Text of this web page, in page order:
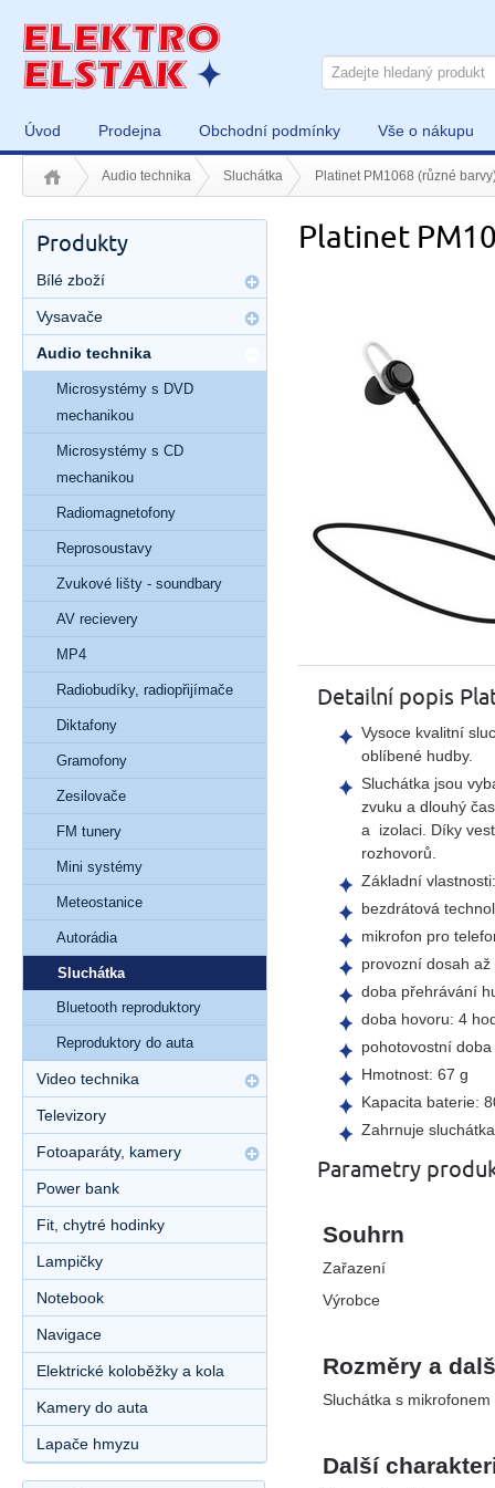
Úvod Prodejna Obchodní podmínky Vše o nákupu
Audio technika Sluchátka Platinet PM1068 (různé
Platinet
Detailní popis
Vysoce kvalitní
oblíbené hudby.
Sluchátka jsou
zvuku a dlouhý
a izolaci. Díky
rozhovorů.
Základní vlastnosti:
bezdrátová
mikrofon pro
provozní dosah až
doba přehrávání
doba hovoru: 4
pohotovostní
Hmotnost: 67 g
Kapacita baterie:
Zahrnuje
Parametry
Souhrn
Zařazení
Výrobce
Rozměry a
Sluchátka s mikrofonem
Další
Produkty
Bílé zboží
Vysavače
Audio technika
Microsystémy s DVD
mechanikou
Microsystémy s CD
mechanikou
Radiomagnetofony
Reprosoustavy
Zvukové lišty - soundbary
AV recievery
MP4
Radiobudíky, radiopřijímače
Diktafony
Gramofony
Zesilovače
FM tunery
Mini systémy
Meteostanice
Autorádia
Sluchátka
Bluetooth reproduktory
Reproduktory do auta
Video technika
Televizory
Fotoaparáty, kamery
Power bank
Fit, chytré hodinky
Lampičky
Notebook
Navigace
Elektrické koloběžky a kola
Kamery do auta
Lapače hmyzu